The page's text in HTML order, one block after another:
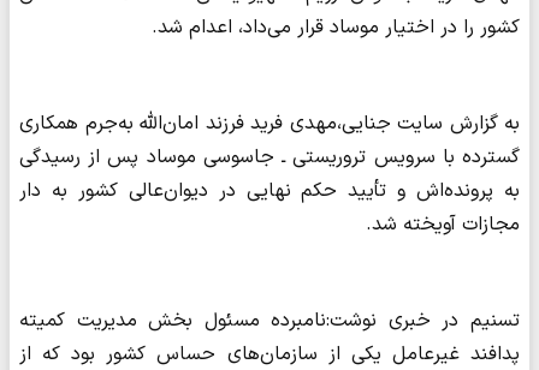
کشور را در اختیار موساد قرار می‌داد، اعدام شد.
به گزارش سایت جنایی،مهدی فرید فرزند امان‌الله به‌جرم همکاری
گسترده با سرویس تروریستی ـ جاسوسی موساد پس از رسیدگی
به پرونده‌اش و تأیید حکم نهایی در دیوان‌عالی کشور به دار
مجازات آویخته شد.
تسنیم در خبری نوشت:نامبرده مسئول بخش مدیریت کمیته
پدافند غیرعامل یکی از سازمان‌های حساس کشور بود که از